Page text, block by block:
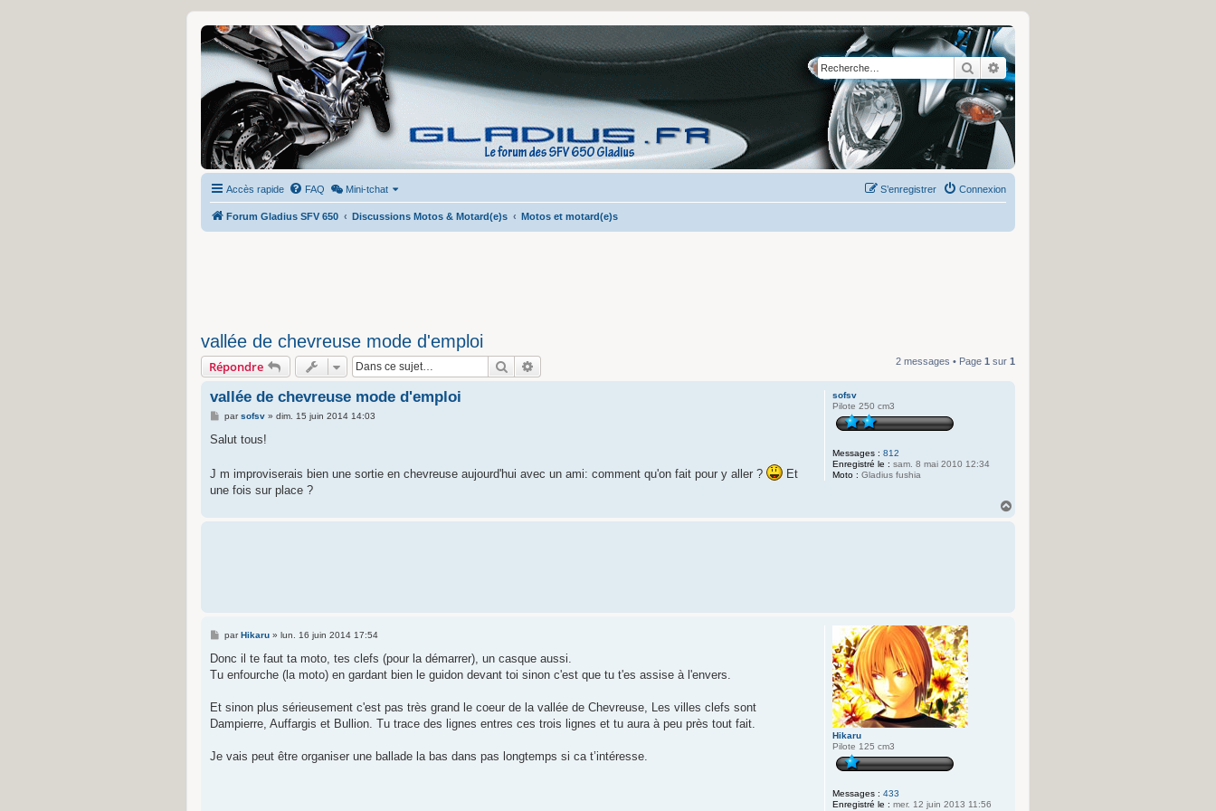
RechercherRecherche avancée
Accès rapide FAQ Mini-tchat Connexion
S’enregistrer
Forum Gladius SFV 650 Discussions Motos & Motard(e)s Motos et motard(e)s
vallée de chevreuse mode d'emploi
Répondre Rechercher 2 messages • Page 1 sur 1
sofsv
Pilote 250 cm3
Messages : 812
Enregistré le : sam. 8 mai 2010 12:34
Moto : Gladius fushia
vallée de chevreuse mode d'emploi
M
s
e
parsofsv» dim. 15 juin 2014 14:03
Salut tous!
J m improviserais bien une sortie en chevreuse aujourd'hui avec un ami: comment qu'on fait pour y aller ?
Et
une fois sur place ?
Hikaru
Pilote 125 cm3
Messages : 433
Enregistré le : mer. 12 juin 2013 11:56
M
s
a
parHikaru» lun. 16 juin 2014 17:54
Donc il te faut ta moto, tes clefs (pour la démarrer), un casque aussi.
Tu enfourche (la moto) en gardant bien le guidon devant toi sinon c'est que tu t'es assise à l'envers.
Et sinon plus sérieusement c'est pas très grand le coeur de la vallée de Chevreuse, Les villes clefs sont
Dampierre, Auffargis et Bullion. Tu trace des lignes entres ces trois lignes et tu aura à peu près tout fait.
Je vais peut être organiser une ballade la bas dans pas longtemps si ca t’intéresse.